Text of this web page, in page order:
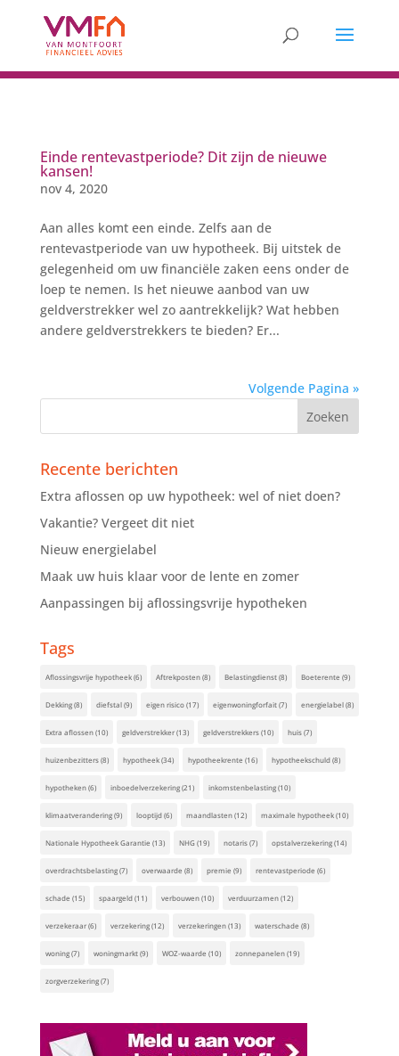
Einde rentevastperiode? Dit zijn de nieuwe
kansen!
nov 4, 2020
Aan alles komt een einde. Zelfs aan de
rentevastperiode van uw hypotheek. Bij uitstek de
gelegenheid om uw financiële zaken eens onder de
loep te nemen. Is het nieuwe aanbod van uw
geldverstrekker wel zo aantrekkelijk? Wat hebben
andere geldverstrekkers te bieden? Er...
Volgende Pagina »
Recente berichten
Extra aflossen op uw hypotheek: wel of niet doen?
Vakantie? Vergeet dit niet
Nieuw energielabel
Maak uw huis klaar voor de lente en zomer
Aanpassingen bij aflossingsvrije hypotheken
Tags
Aflossingsvrije hypotheek(6) Aftrekposten(8) Belastingdienst(8) Boeterente (9)
Dekking(8) diefstal(9) eigen risico(17) eigenwoningforfait(7) energielabel(8)
Extra aflossen(10) geldverstrekker(13) geldverstrekkers(10) huis(7)
huizenbezitters(8) hypotheek(34) hypotheekrente (16) hypotheekschuld(8)
hypotheken(6) inboedelverzekering(21) inkomstenbelasting(10)
klimaatverandering(9) looptijd(6) maandlasten(12) maximale hypotheek(10)
Nationale Hypotheek Garantie (13) NHG(19) notaris(7) opstalverzekering(14)
overdrachtsbelasting(7) overwaarde (8) premie (9) rentevastperiode (6)
schade (15) spaargeld(11) verbouwen(10) verduurzamen(12)
verzekeraar(6) verzekering(12) verzekeringen(13) waterschade (8)
woning(7) woningmarkt(9) WOZ-waarde (10) zonnepanelen(19)
zorgverzekering(7)